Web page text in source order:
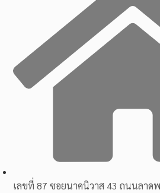
เลขที่ 87 ซอยนาคนิวาส 43 ถนนลาด